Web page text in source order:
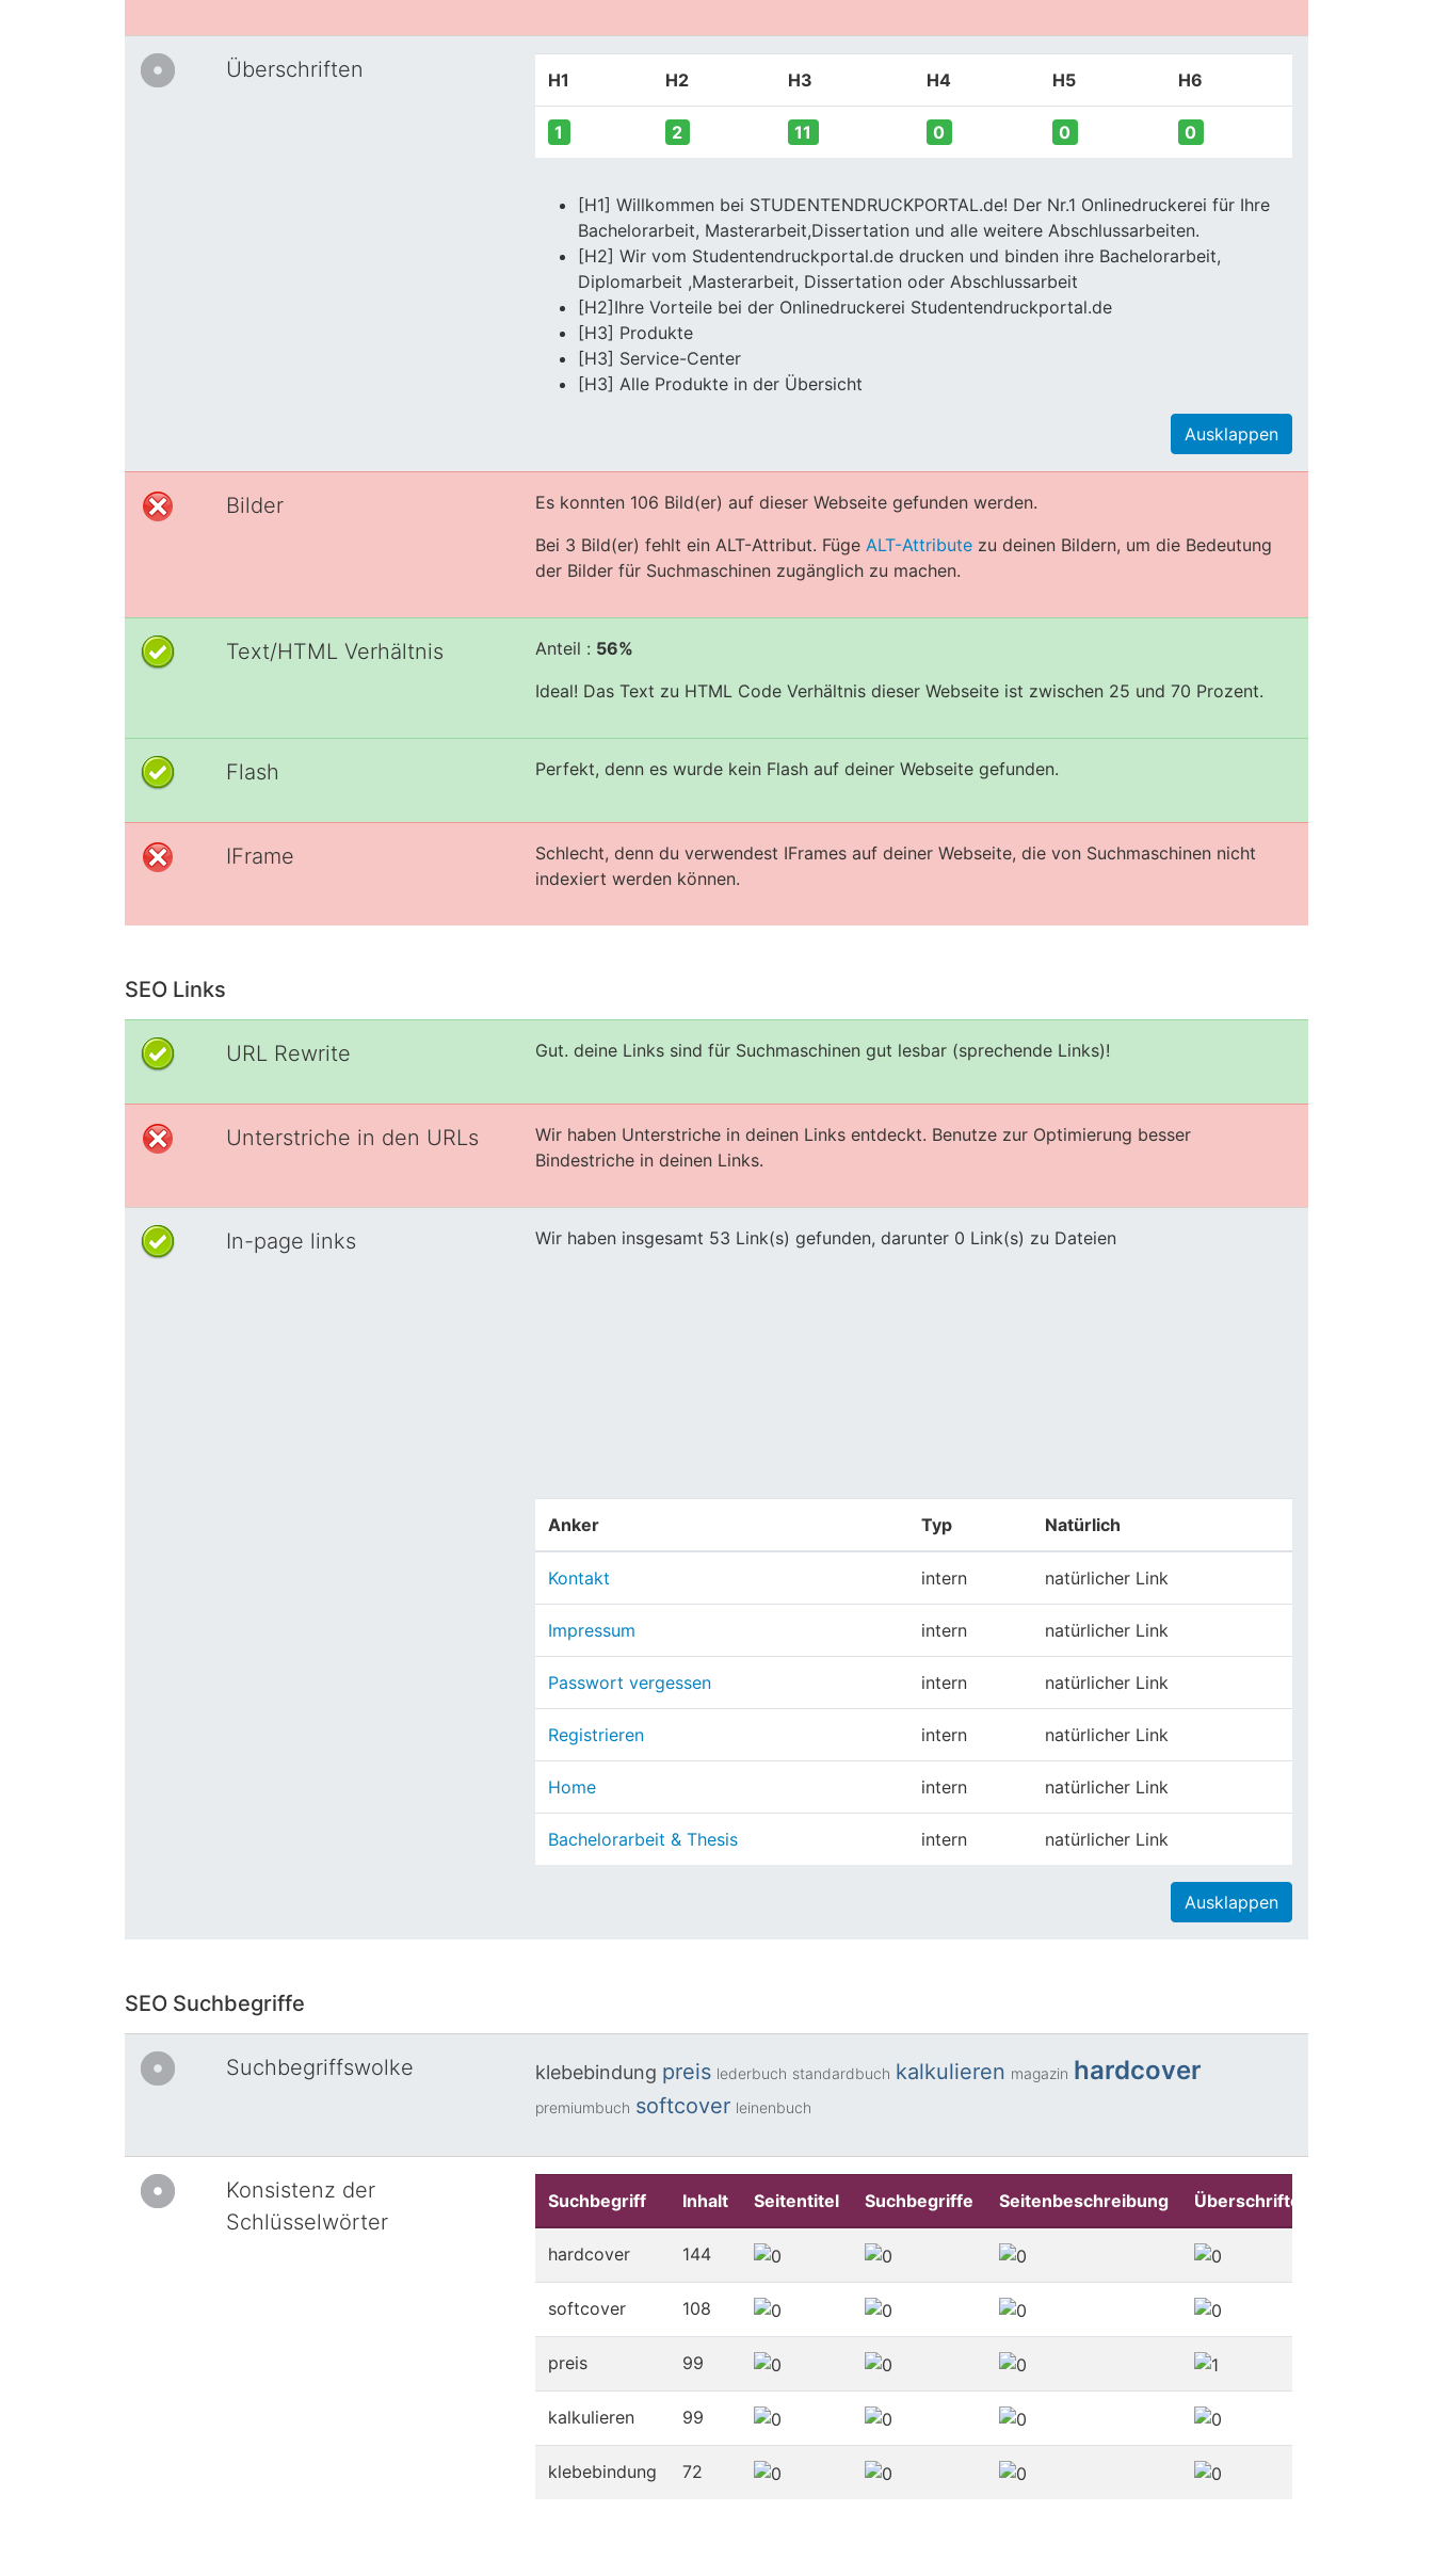
Überschriften H1 H2 H3 H4 H5 H6
1 2 11 0 0 0
[H1] Willkommen bei STUDENTENDRUCKPORTAL.de! Der Nr.1 Onlinedruckerei für Ihre
Bachelorarbeit, Masterarbeit, ​Dissertation und alle weitere Abschlussarbeiten.
[H2] Wir vom Studentendruckportal.de drucken und binden ihre Bachelorarbeit,
Diplomarbeit ,Masterarbeit, Dissertation oder Abschlussarbeit
[H2] ​Ihre Vorteile bei der Onlinedruckerei Studentendruckportal.de
[H3] Produkte
[H3] Service-Center
[H3] Alle Produkte in der Übersicht
Ausklappen
Bilder
Es konnten 106 Bild(er) auf dieser Webseite gefunden werden.
Bei 3 Bild(er) fehlt ein ALT-Attribut. Füge ALT-Attribute zu deinen Bildern, um die Bedeutung
der Bilder für Suchmaschinen zugänglich zu machen.
Text/HTML Verhältnis Anteil : 56%
Ideal! Das Text zu HTML Code Verhältnis dieser Webseite ist zwischen 25 und 70 Prozent.
Flash Perfekt, denn es wurde kein Flash auf deiner Webseite gefunden.
IFrame
Schlecht, denn du verwendest IFrames auf deiner Webseite, die von Suchmaschinen nicht
indexiert werden können.
SEO Links
URL Rewrite Gut. deine Links sind für Suchmaschinen gut lesbar (sprechende Links)!
Unterstriche in den URLs
Wir haben Unterstriche in deinen Links entdeckt. Benutze zur Optimierung besser
Bindestriche in deinen Links.
In-page links Wir haben insgesamt 53 Link(s) gefunden, darunter 0 Link(s) zu Dateien
Anker Typ Natürlich
Kontakt intern natürlicher Link
Impressum intern natürlicher Link
Passwort vergessen intern natürlicher Link
Registrieren intern natürlicher Link
Home intern natürlicher Link
Bachelorarbeit & Thesis intern natürlicher Link
Ausklappen
SEO Suchbegriffe
Suchbegriffswolke klebebindung preis lederbuch standardbuch kalkulieren magazin hardcover
premiumbuch softcover leinenbuch
Konsistenz der
Schlüsselwörter
Suchbegriff Inhalt Seitentitel Suchbegriffe Seitenbeschreibung Überschriften
hardcover 144
softcover 108
preis 99
kalkulieren 99
klebebindung 72